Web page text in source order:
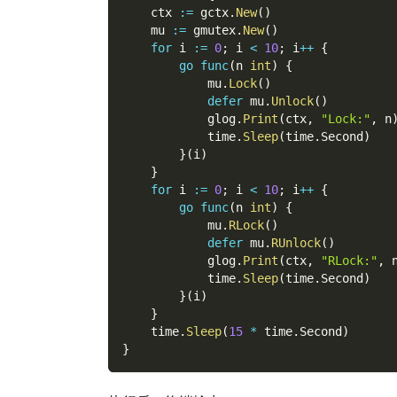
    ctx
:= gctx. New( )
    mu
:= gmutex. New( )
for i := 0; i < 10; i++ {
go func(n int)
{
            mu
. Lock( )
defer mu. Unlock( )
            glog
. Print (ctx, "Lock:" , n)
            time
. Sleep(time. Second )
} (i )
}
for i := 0; i < 10; i++ {
go func(n int)
{
            mu
. RLock( )
defer mu. RUnlock( )
            glog
. Print (ctx, "RLock:" ,
            time
. Sleep(time. Second )
} (i )
}
    time
. Sleep(15 * time. Second )
}